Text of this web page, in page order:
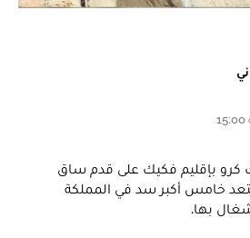
بإقليم فكيك على قدم ساق
خامس أكبر سد في المملكة
بها.